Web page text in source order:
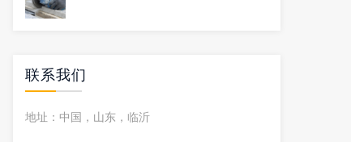
联系我们
地址：中国，山东，临沂